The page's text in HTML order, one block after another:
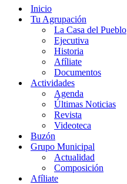
Inicio
Tu Agrupación
La Casa del Pueblo
Ejecutiva
Historia
Afíliate
Documentos
Actividades
Agenda
Últimas Noticias
Revista
Videoteca
Buzón
Grupo Municipal
Actualidad
Composición
Afíliate